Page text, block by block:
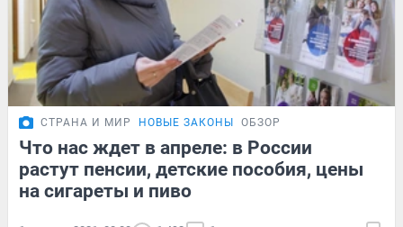
СТРАНА И МИР НОВЫЕ ЗАКОНЫ ОБЗОР
Что нас ждет в апреле: в России
растут пенсии, детские пособия, цены
на сигареты и пиво